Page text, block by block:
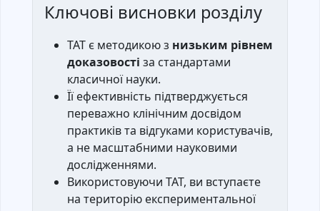
Ключові висновки розділу
TAT є методикою з низьким рівнем
доказовості за стандартами
класичної науки.
Її ефективність підтверджується
переважно клінічним досвідом
практиків та відгуками користувачів,
а не масштабними науковими
дослідженнями.
Використовуючи ТАТ, ви вступаєте
на територію експериментальної